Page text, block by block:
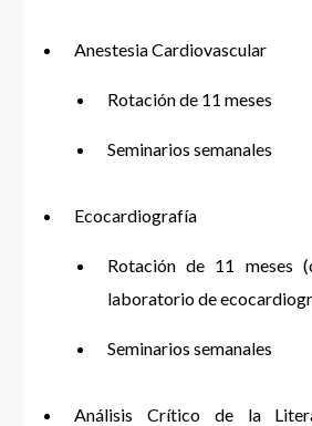
Anestesia Cardiovascular
Rotación de 11 meses
Seminarios semanales
Ecocardiografía
Rotación de 11 meses
laboratorio de
Seminarios semanales
Análisis Crítico de la